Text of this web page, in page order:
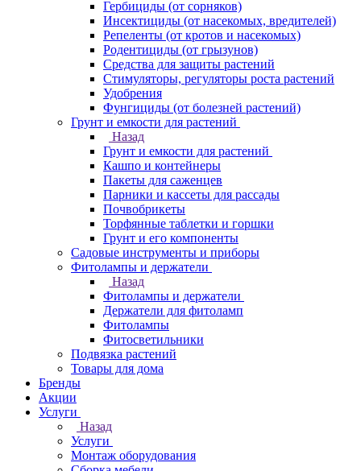
Гербициды (от сорняков)
Инсектициды (от насекомых, вредителей)
Репеленты (от кротов и насекомых)
Родентициды (от грызунов)
Средства для защиты растений
Стимуляторы, регуляторы роста растений
Удобрения
Фунгициды (от болезней растений)
Грунт и емкости для растений
Назад
Грунт и емкости для растений
Кашпо и контейнеры
Пакеты для саженцев
Парники и кассеты для рассады
Почвобрикеты
Торфянные таблетки и горшки
Грунт и его компоненты
Садовые инструменты и приборы
Фитолампы и держатели
Назад
Фитолампы и держатели
Держатели для фитоламп
Фитолампы
Фитосветильники
Подвязка растений
Товары для дома
Бренды
Акции
Услуги
Назад
Услуги
Монтаж оборудования